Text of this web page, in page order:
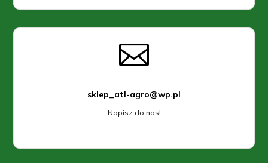

sklep_atl-agro@wp.pl
Napisz do nas!